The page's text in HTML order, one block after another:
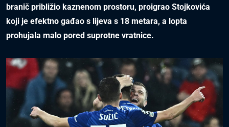
branič približio kaznenom prostoru, proigrao Stojkovića
koji je efektno gađao s lijeva s 18 metara, a lopta
prohujala malo pored suprotne vratnice.